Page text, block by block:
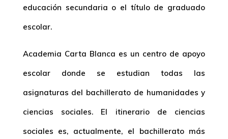
educación secundaria o el título de graduado
escolar.
Academia Carta Blanca es un centro de apoyo
escolar donde se estudian todas las
asignaturas del bachillerato de humanidades y
ciencias sociales. El itinerario de ciencias
sociales es, actualmente, el bachillerato más